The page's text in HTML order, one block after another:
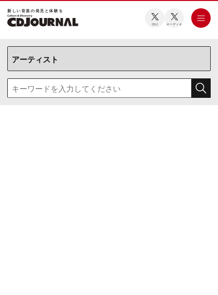
新しい⾳楽の発⾒と体験を
CDJ オーディオ